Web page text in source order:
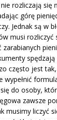
rozliczają się
górę
Jednak są w
musi rozliczyć
spędzają
często jest
wypełnić
do osoby,
zawsze
musimy liczyć